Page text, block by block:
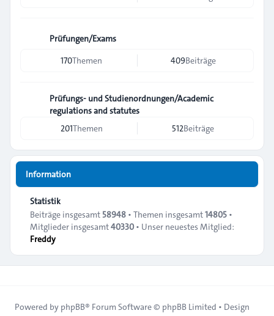
Prüfungen/Exams
170Themen 409Beiträge
Prüfungs- und Studienordnungen/Academic
regulations and statutes
201Themen 512Beiträge
Information
Statistik
Beiträge insgesamt 58948 • Themen insgesamt14805 •
Mitglieder insgesamt40330 • Unser neuestes Mitglied:
Freddy
Powered by phpBB® Forum Software © phpBB Limited • Design